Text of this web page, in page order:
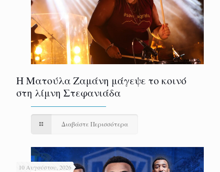
Η Ματούλα Ζαμάνη μάγεψε το κοινό
στη λίμνη Στεφανιάδα
Διαβάστε Περισσότερα
10 Αυγούστου, 2026